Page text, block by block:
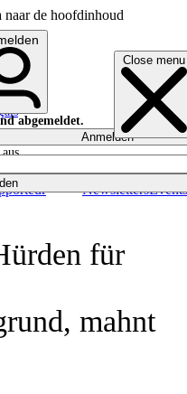
naar de hoofdinhoud
Close menu
NewslettersEvents
abgemeldet.
Anmelden
für
mahnt